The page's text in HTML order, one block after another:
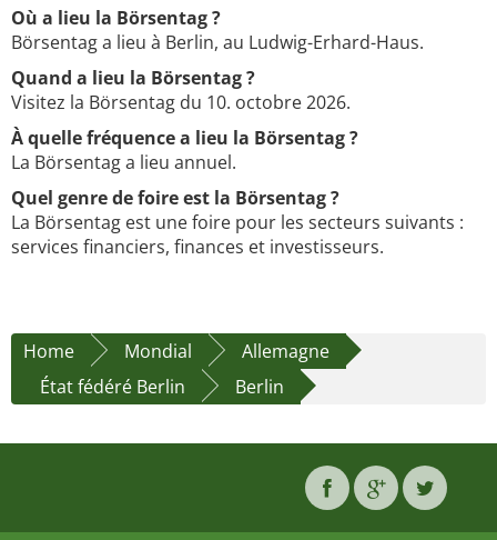
Où a lieu la Börsentag ?
Börsentag a lieu à Berlin, au Ludwig-Erhard-Haus.
Quand a lieu la Börsentag ?
Visitez la Börsentag du 10. octobre 2026.
À quelle fréquence a lieu la Börsentag ?
La Börsentag a lieu annuel.
Quel genre de foire est la Börsentag ?
La Börsentag est une foire pour les secteurs suivants :
services financiers, finances et investisseurs.
Home Mondial
Allemagne
État fédéré Berlin
Berlin